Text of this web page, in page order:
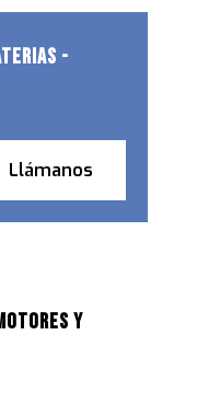
-
Llámanos
Y